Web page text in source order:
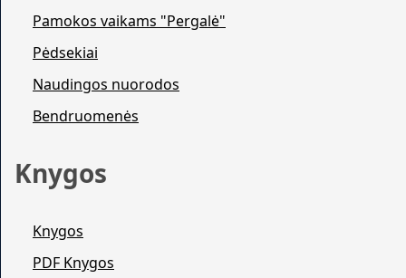
Pamokos vaikams "Pergalė"
Pėdsekiai
Naudingos nuorodos
Bendruomenės
Knygos
Knygos
PDF Knygos